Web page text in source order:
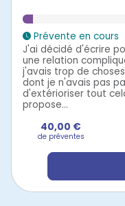
Prévente en cours
J'ai décidé d'écrire
une relation
j'avais trop de
dont je n'avais pas
d'extérioriser tout
propose...
40,00 €
de préventes